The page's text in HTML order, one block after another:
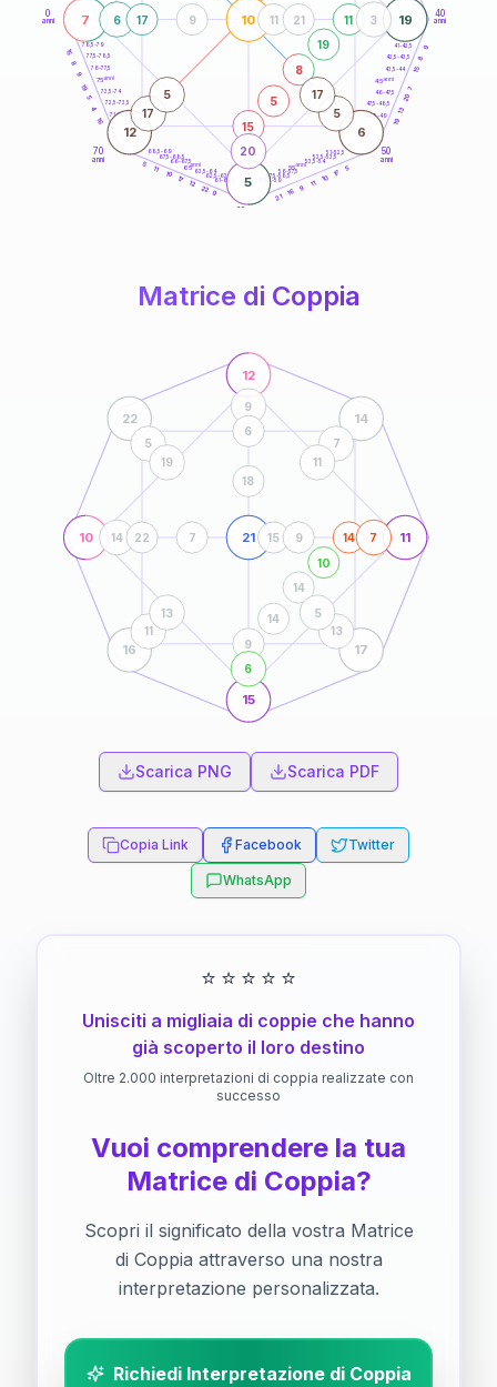
0
anni
40
anni
50
anni
60
70
anni
41-42,5
42,5-43,5
43,5-44
46-47,5
47,5-48,5
48,5-49
51-52,5
52,5-53,5
53,5-54
56-57,5
57,5-58,5
58,5-59
61-62,5
62,5-63,5
63,5-64
66-67,5
67,5-68,5
68,5-69
71-72,5
72,5-73,5
73,5-74
76-77,5
77,5-78,5
78,5-79 9
8
15
7
20
13
19
5
17
10
11
9
16
21
9
22
12
17
10
11
5
16
4
5
19
9
8
15
7 19
5
10
12 6
15
5
8
19
11
6 3
20
17 11 21
9
17
5
5
17
45anni
55anni
65anni
75anni
Matrice di Coppia
10
12
11
15
21
22 14
16 17
9
14
14
10
14
14
9
7
6
22
6
15 9
7
18
5
19
7
11
11
13
13
5
Scarica PNG Scarica PDF
Copia Link Facebook Twitter
WhatsApp
⭐ ⭐ ⭐ ⭐ ⭐
Unisciti a migliaia di coppie che hanno
già scoperto il loro destino
Oltre 2.000 interpretazioni di coppia realizzate con
successo
Vuoi comprendere la tua
Matrice di Coppia?
Scopri il significato della vostra Matrice
di Coppia attraverso una nostra
interpretazione personalizzata.
Richiedi Interpretazione di Coppia